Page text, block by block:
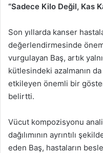
“Sadece Kilo Değil, Kas
Son yıllarda kanser
değerlendirmesinde
vurgulayan Baş, artık
kütlesindeki azalmanın
etkileyen önemli bir
belirtti.
Vücut kompozisyonu
dağılımının ayrıntılı
eden Baş, hastaların